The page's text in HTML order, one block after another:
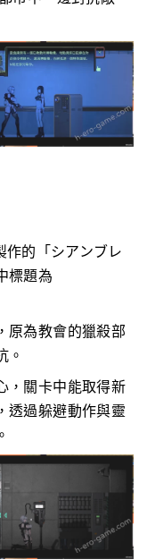
的「シアンブレ
標題為
原為教會的獵殺部
。
，關卡中能取得新
透過躲避動作與靈